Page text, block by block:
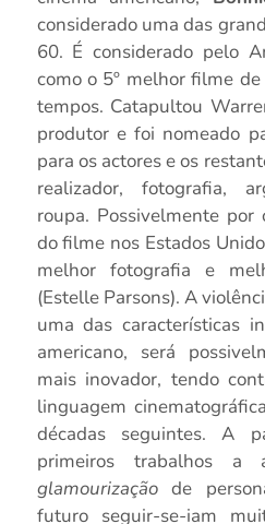
considerado uma das
60. É considerado pelo
como o 5º melhor filme
tempos. Catapultou
produtor e foi nomeado
para os actores e os
realizador, fotografia,
roupa. Possivelmente
do filme nos Estados
melhor fotografia e
(Estelle Parsons). A
uma das características
americano, será
mais inovador, tendo
linguagem
décadas seguintes. A
primeiros trabalhos a
glamourizaçãode
futuro seguir-se-iam